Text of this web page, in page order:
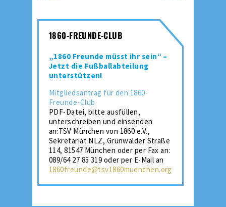
1860-FREUNDE-CLUB
„1860 Freunde müsst ihr sein“ –
Jetzt die Fußballabteilung
unterstützen!
Mitgliedsantrag für den 1860-
Freunde-Club
PDF-Datei, bitte ausfüllen,
unterschreiben und einsenden
an:TSV München von 1860 e.V.,
Sekretariat NLZ, Grünwalder Straße
114, 81547 München oder per Fax an:
089/64 27 85 319 oder per E-Mail an
1860freunde@tsv1860muenchen.org